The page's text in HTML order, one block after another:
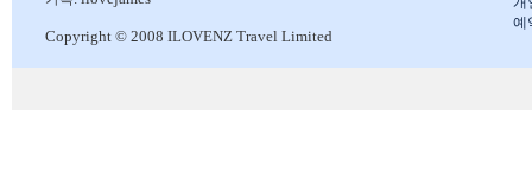
예
Copyright © 2008 ILOVENZ Travel Limited